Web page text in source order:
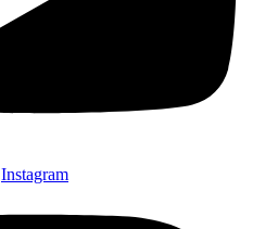
Instagram